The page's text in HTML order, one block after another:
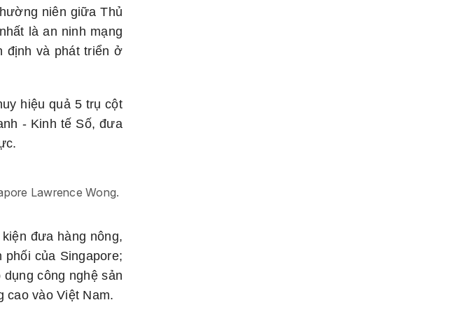
niên giữa Thủ
là an ninh mạng
định và phát triển ở
hiệu quả 5 trụ cột
- Kinh tế Số, đưa
Lawrence Wong.
đưa hàng nông,
phối của Singapore;
công nghệ sản
cao vào Việt Nam.